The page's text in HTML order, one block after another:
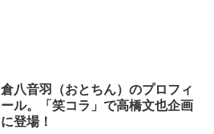
倉八音羽（おとちん）のプロフィ
ール。「笑コラ」で高橋文也企画
に登場！